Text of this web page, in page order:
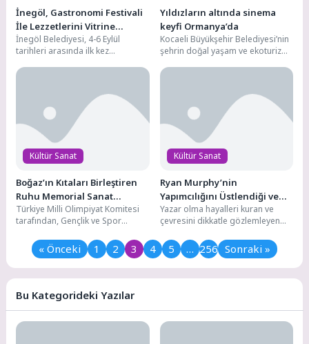
İnegöl, Gastronomi Festivali
İle Lezzetlerini Vitrine
Çıkarıyor
İnegöl Belediyesi, 4-6 Eylül
tarihleri arasında ilk kez
Gastronomi Festivali” ile şehrin
Yıldızların altında sinema
keyfi Ormanya’da
Kocaeli Büyükşehir Belediyesi’nin
şehrin doğal yaşam ve ekoturizm
“Gece Sineması” etkinliği
Kültür Sanat
Boğaz’ın Kıtaları Birleştiren
Ruhu Memorial Sanat
Galerilerinde
Türkiye Milli Olimpiyat Komitesi
tarafından, Gençlik ve Spor
İstanbul Büyükşehir Belediyesi
Kültür Sanat
Ryan Murphy’nin
Yapımcılığını Üstlendiği ve
Bret Easton Ellis’ın Çok Satan
Romanından Uyarlanan “The
Shards”, İlk İki Bölümüyle
Şimdi Sadece Disney+’ta
Yayında!
Yazar olma hayalleri kuran ve
çevresini dikkatle gözlemleyen
gizemli ve etkileyici...
« Önceki 1 2 3 4 5 … 256 Sonraki »
Bu Kategorideki Yazılar